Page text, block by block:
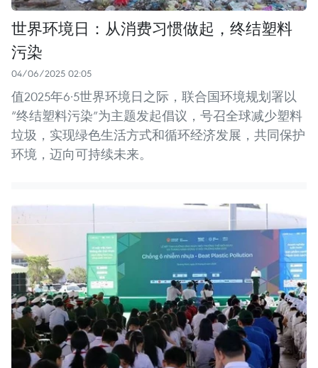
世界环境日：从消费习惯做起，终结塑料
污染
04/06/2025 02:05
值2025年6·5世界环境日之际，联合国环境规划署以
“终结塑料污染”为主题发起倡议，号召全球减少塑料
垃圾，实现绿色生活方式和循环经济发展，共同保护
环境，迈向可持续未来。